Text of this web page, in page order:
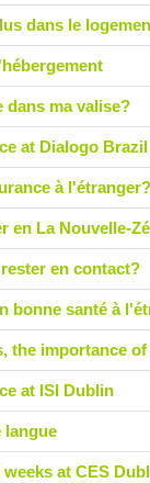
dans le
dans ma valise?
at Dialogo
à l'étranger?
en La Nouvelle-
en contact?
bonne santé à
the importance
at ISI Dublin
langue
at CES